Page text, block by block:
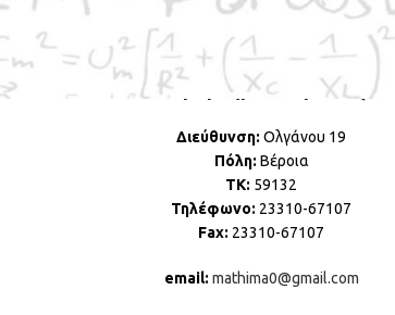
Ελληνική Μαθηματική Εταιρεία
Παράρτημα Ν. Ημαθίας
Διεύθυνση: Ολγάνου 19
Πόλη: Βέροια
ΤΚ: 59132
Τηλέφωνο: 23310-67107
Fax: 23310-67107
email: mathima0@gmail.com